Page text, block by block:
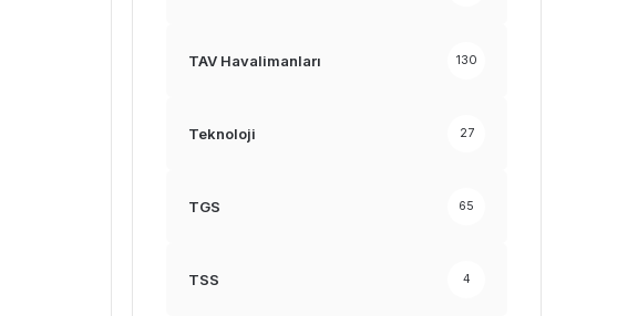
TAV Havalimanları 130
Teknoloji 27
TGS 65
TSS 4